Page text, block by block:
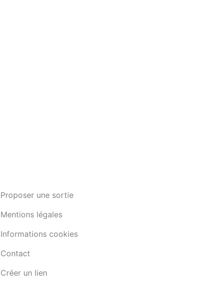
Proposer une sortie
Mentions légales
Informations cookies
Contact
Créer un lien